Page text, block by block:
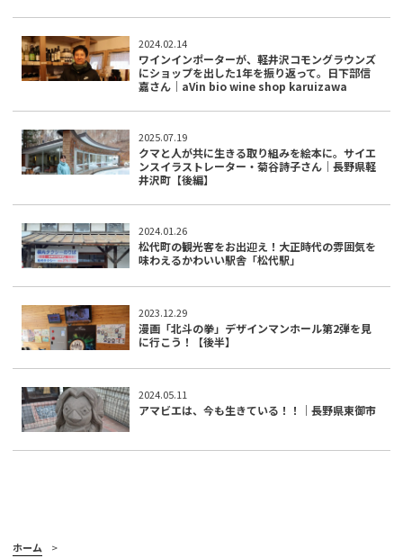
2024.02.14
ワインインポーターが、軽井沢コモングラウンズ
にショップを出した1年を振り返って。日下部信
嘉さん｜aVin bio wine shop karuizawa
2025.07.19
クマと人が共に生きる取り組みを絵本に。サイエ
ンスイラストレーター・菊谷詩子さん｜長野県軽
井沢町【後編】
2024.01.26
松代町の観光客をお出迎え！大正時代の雰囲気を
味わえるかわいい駅舎「松代駅」
2023.12.29
漫画「北斗の拳」デザインマンホール第2弾を見
に行こう！【後半】
2024.05.11
アマビエは、今も生きている！！｜長野県東御市
ホーム